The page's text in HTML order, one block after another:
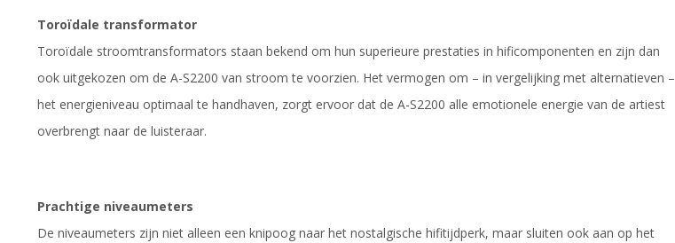
Toroïdale transformator
Toroïdale stroomtransformators staan bekend om hun superieure prestaties in hificomponenten en zijn dan
ook uitgekozen om de A-S2200 van stroom te voorzien. Het vermogen om – in vergelijking met alternatieven –
het energieniveau optimaal te handhaven, zorgt ervoor dat de A-S2200 alle emotionele energie van de artiest
overbrengt naar de luisteraar.
Prachtige niveaumeters
De niveaumeters zijn niet alleen een knipoog naar het nostalgische hifitijdperk, maar sluiten ook aan op het